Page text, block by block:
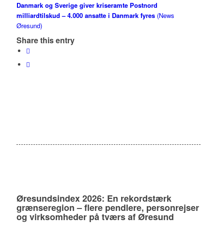
Danmark og Sverige giver kriseramte Postnord
milliardtilskud – 4.000 ansatte i Danmark fyres (News
Øresund)
Share this entry
Øresundsindex 2026: En rekordstærk
grænseregion – flere pendlere, personrejser
og virksomheder på tværs af Øresund